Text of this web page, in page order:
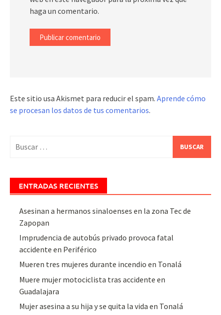
haga un comentario.
Este sitio usa Akismet para reducir el spam. Aprende cómo
se procesan los datos de tus comentarios.
ENTRADAS RECIENTES
Asesinan a hermanos sinaloenses en la zona Tec de
Zapopan
Imprudencia de autobús privado provoca fatal
accidente en Periférico
Mueren tres mujeres durante incendio en Tonalá
Muere mujer motociclista tras accidente en
Guadalajara
Mujer asesina a su hija y se quita la vida en Tonalá